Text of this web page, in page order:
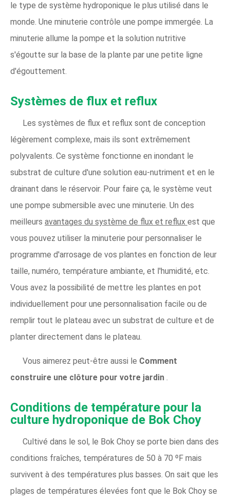
le type de système hydroponique le plus utilisé dans le
monde. Une minuterie contrôle une pompe immergée. La
minuterie allume la pompe et la solution nutritive
s'égoutte sur la base de la plante par une petite ligne
d'égouttement.
Systèmes de flux et reflux
Les systèmes de flux et reflux sont de conception
légèrement complexe, mais ils sont extrêmement
polyvalents. Ce système fonctionne en inondant le
substrat de culture d'une solution eau-nutriment et en le
drainant dans le réservoir. Pour faire ça, le système veut
une pompe submersible avec une minuterie. Un des
meilleurs avantages du système de flux et reflux est que
vous pouvez utiliser la minuterie pour personnaliser le
programme d'arrosage de vos plantes en fonction de leur
taille, numéro, température ambiante, et l'humidité, etc.
Vous avez la possibilité de mettre les plantes en pot
individuellement pour une personnalisation facile ou de
remplir tout le plateau avec un substrat de culture et de
planter directement dans le plateau.
Vous aimerez peut-être aussi le Comment
construire une clôture pour votre jardin .
Conditions de température pour la
culture hydroponique de Bok Choy
Cultivé dans le sol, le Bok Choy se porte bien dans des
conditions fraîches, températures de 50 à 70 ºF mais
survivent à des températures plus basses. On sait que les
plages de températures élevées font que le Bok Choy se